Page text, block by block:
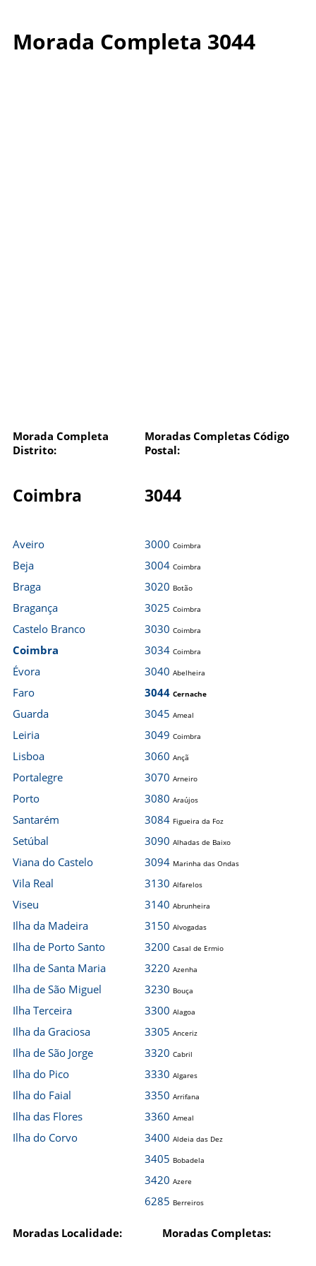
Morada Completa 3044
Morada Completa
Distrito:
Moradas Completas Código
Postal:
Coimbra 3044
Aveiro
Beja
Braga
Bragança
Castelo Branco
Coimbra
Évora
Faro
Guarda
Leiria
Lisboa
Portalegre
Porto
Santarém
Setúbal
Viana do Castelo
Vila Real
Viseu
Ilha da Madeira
Ilha de Porto Santo
Ilha de Santa Maria
Ilha de São Miguel
Ilha Terceira
Ilha da Graciosa
Ilha de São Jorge
Ilha do Pico
Ilha do Faial
Ilha das Flores
Ilha do Corvo
3000 Coimbra
3004 Coimbra
3020 Botão
3025 Coimbra
3030 Coimbra
3034 Coimbra
3040 Abelheira
3044 Cernache
3045 Ameal
3049 Coimbra
3060 Ançã
3070 Arneiro
3080 Araújos
3084 Figueira da Foz
3090 Alhadas de Baixo
3094 Marinha das Ondas
3130 Alfarelos
3140 Abrunheira
3150 Alvogadas
3200 Casal de Ermio
3220 Azenha
3230 Bouça
3300 Alagoa
3305 Anceriz
3320 Cabril
3330 Algares
3350 Arrifana
3360 Ameal
3400 Aldeia das Dez
3405 Bobadela
3420 Azere
6285 Berreiros
Moradas Localidade: Moradas Completas: